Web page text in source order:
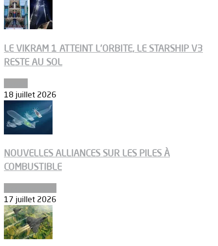
LE VIKRAM 1 ATTEINT L’ORBITE, LE STARSHIP V3
RESTE AU SOL
18 juillet 2026
NOUVELLES ALLIANCES SUR LES PILES À
COMBUSTIBLE
17 juillet 2026